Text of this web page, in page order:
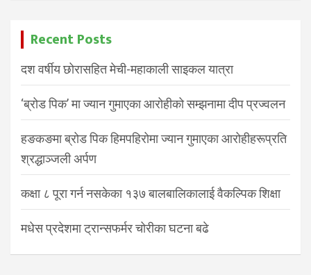
Recent Posts
दश वर्षीय छोरासहित मेची-महाकाली साइकल यात्रा
‘ब्रोड पिक’ मा ज्यान गुमाएका आरोहीको सम्झनामा दीप प्रज्वलन
हङकङमा ब्रोड पिक हिमपहिरोमा ज्यान गुमाएका आरोहीहरूप्रति
श्रद्धाञ्जली अर्पण
कक्षा ८ पूरा गर्न नसकेका १३७ बालबालिकालाई वैकल्पिक शिक्षा
मधेस प्रदेशमा ट्रान्सफर्मर चोरीका घटना बढे